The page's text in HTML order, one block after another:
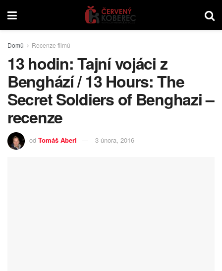
Domů Recenze filmů
13 hodin: Tajní vojáci z
Benghází / 13 Hours: The
Secret Soldiers of Benghazi –
recenze
od Tomáš Aberl 3 února, 2016